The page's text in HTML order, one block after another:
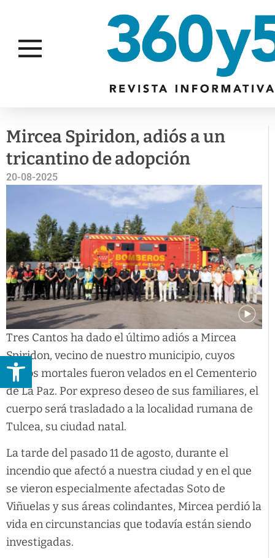
Abrir barra de herramientas
Mircea Spiridon, adiós a un
tricantino de adopción
20-08-2025
Tres Cantos ha dado el último adiós a Mircea
Spiridon, vecino de nuestro municipio, cuyos
restos mortales fueron velados en el Cementerio
de La Paz. Por expreso deseo de sus familiares, el
cuerpo será trasladado a la localidad rumana de
Tulcea, su ciudad natal.
La tarde del pasado 11 de agosto, durante el
incendio que afectó a nuestra ciudad y en el que
se vieron especialmente afectadas Soto de
Viñuelas y sus áreas colindantes, Mircea perdió la
vida en circunstancias que todavía están siendo
investigadas.